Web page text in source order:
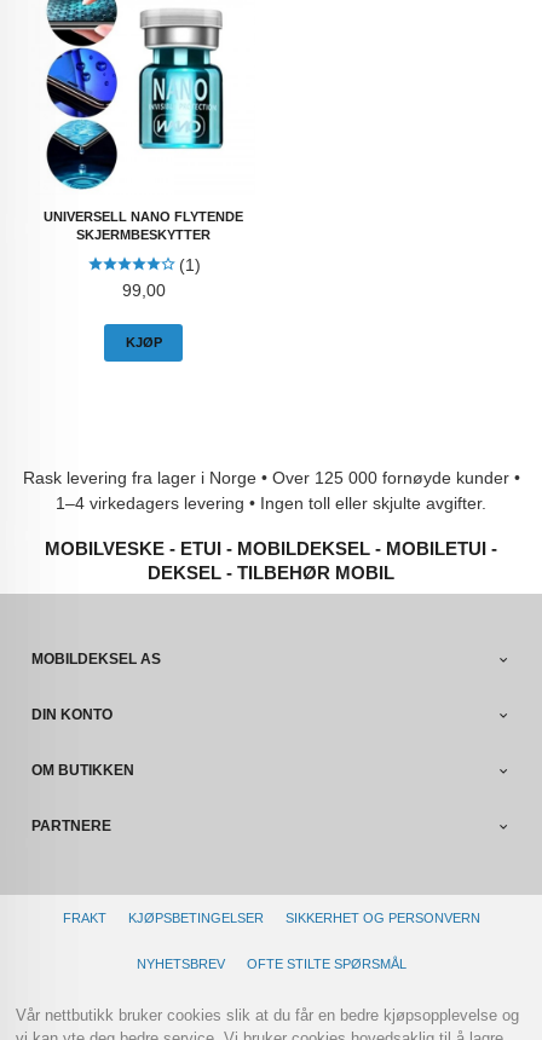
UNIVERSELL NANO FLYTENDE
SKJERMBESKYTTER
(1)
Pris
99,00
KJØP
Rask levering fra lager i Norge • Over 125 000 fornøyde kunder •
1–4 virkedagers levering • Ingen toll eller skjulte avgifter.
MOBILVESKE - ETUI - MOBILDEKSEL - MOBILETUI -
DEKSEL - TILBEHØR MOBIL
MOBILDEKSEL AS
DIN KONTO
OM BUTIKKEN
PARTNERE
FRAKT KJØPSBETINGELSER SIKKERHET OG PERSONVERN
NYHETSBREV OFTE STILTE SPØRSMÅL
Vår nettbutikk bruker cookies slik at du får en bedre kjøpsopplevelse og